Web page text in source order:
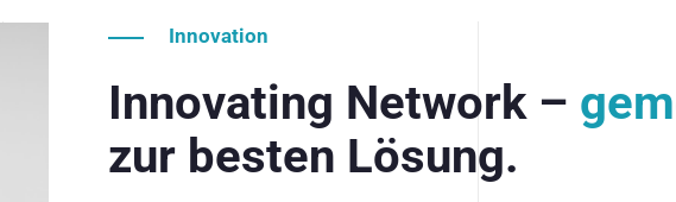
Innovation
Innovating Network –
zur besten Lösung.